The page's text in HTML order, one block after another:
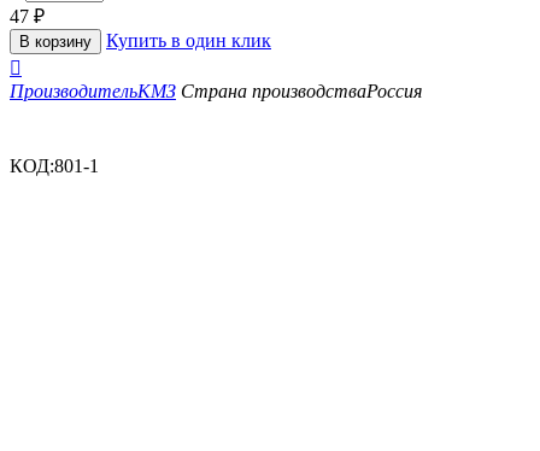
47 ₽
В корзину
Купить в один клик

ПроизводительКМЗ Страна производстваРоссия
КОД:801-1